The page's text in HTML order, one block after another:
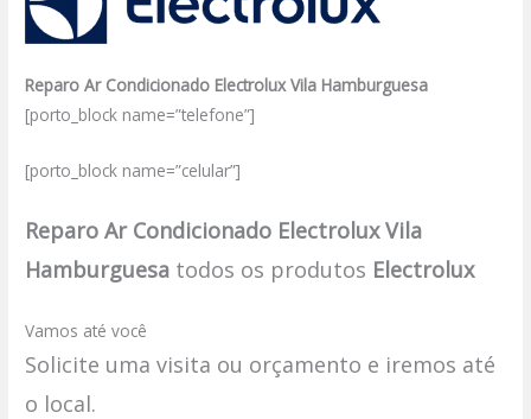
Reparo Ar Condicionado Electrolux Vila Hamburguesa
[porto_block name=”telefone”]
[porto_block name=”celular”]
Reparo Ar Condicionado Electrolux Vila
Hamburguesa todos os produtos Electrolux
Vamos até você
Solicite uma visita ou orçamento e iremos até
o local.